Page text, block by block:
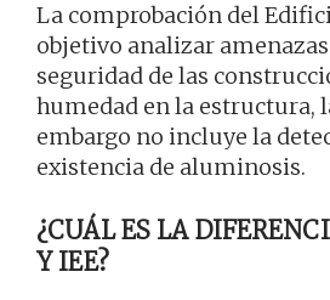
La comprobación del
objetivo analizar
seguridad de las
humedad en la estructura,
embargo no incluye la
existencia de aluminosis.
¿CUÁL ES LA
Y IEE?